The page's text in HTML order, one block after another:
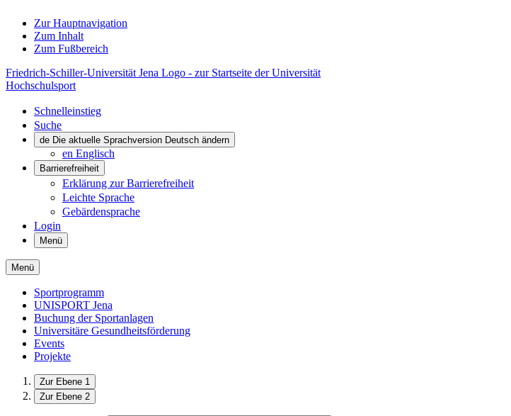
Zur Hauptnavigation
Zum Inhalt
Zum Fußbereich
Friedrich-Schiller-Universität Jena Logo - zur Startseite der Universität
Hochschulsport
Schnelleinstieg
Suche
de Die aktuelle Sprachversion Deutsch ändern
en Englisch
Barrierefreiheit
Erklärung zur Barrierefreiheit
Leichte Sprache
Gebärdensprache
Login
Menü
Menü
Sportprogramm
UNISPORT Jena
Buchung der Sportanlagen
Universitäre Gesundheitsförderung
Events
Projekte
Zur Ebene 1
Zur Ebene 2